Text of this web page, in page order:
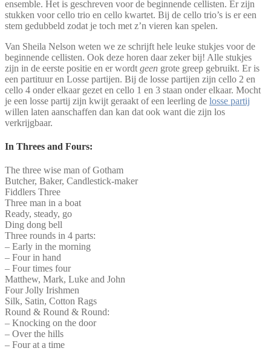
ensemble. Het is geschreven voor de beginnende cellisten. Er zijn
stukken voor cello trio en cello kwartet. Bij de cello trio’s is er een
stem gedubbeld zodat je toch met z’n vieren kan spelen.
Van Sheila Nelson weten we ze schrijft hele leuke stukjes voor de
beginnende cellisten. Ook deze horen daar zeker bij! Alle stukjes
zijn in de eerste positie en er wordt geen grote greep gebruikt. Er is
een partituur en Losse partijen. Bij de losse partijen zijn cello 2 en
cello 4 onder elkaar gezet en cello 1 en 3 staan onder elkaar. Mocht
je een losse partij zijn kwijt geraakt of een leerling de losse partij
willen laten aanschaffen dan kan dat ook want die zijn los
verkrijgbaar.
In Threes and Fours:
The three wise man of Gotham
Butcher, Baker, Candlestick-maker
Fiddlers Three
Three man in a boat
Ready, steady, go
Ding dong bell
Three rounds in 4 parts:
– Early in the morning
– Four in hand
– Four times four
Matthew, Mark, Luke and John
Four Jolly Irishmen
Silk, Satin, Cotton Rags
Round & Round & Round:
– Knocking on the door
– Over the hills
– Four at a time